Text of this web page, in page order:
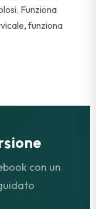
Funziona
funziona
con un